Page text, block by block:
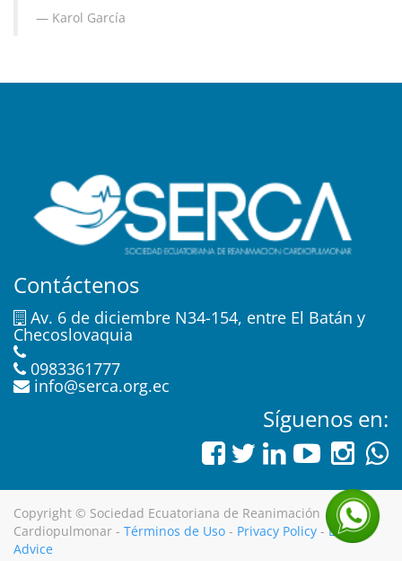
Karol García
Contáctenos
Av. 6 de diciembre N34-154, entre El Batán y
Checoslovaquia
0983361777
info@serca.org.ec
Síguenos en:
Copyright © Sociedad Ecuatoriana de Reanimación
Cardiopulmonar - Términos de Uso - Privacy Policy -Legal
Advice